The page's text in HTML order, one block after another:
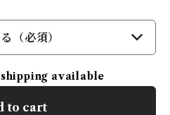
（必須）
available
to cart